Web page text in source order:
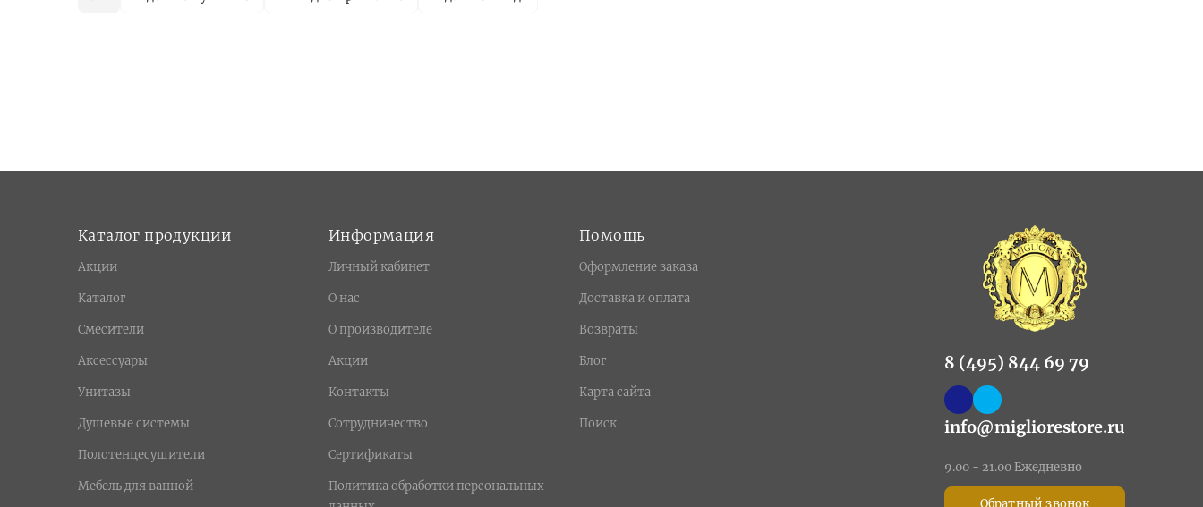
Каталог продукции
Акции
Каталог
Смесители
Аксессуары
Унитазы
Душевые системы
Полотенцесушители
Мебель для ванной
Информация
Личный кабинет
О нас
О производителе
Акции
Контакты
Сотрудничество
Сертификаты
Политика обработки персональных
Помощь
Оформление заказа
Доставка и оплата
Возвраты
Блог
Карта сайта
Поиск
8 (495) 844 69 79
info@migliorestore.ru
9.00 - 21.00 Ежедневно